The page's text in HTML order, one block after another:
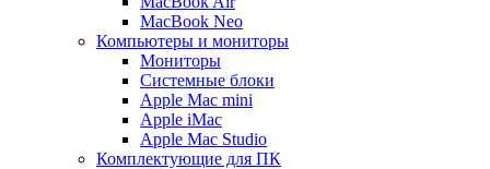
MacBook Neo
Компьютеры и мониторы
Мониторы
Системные блоки
Apple Mac mini
Apple iMac
Apple Mac Studio
Комплектующие для ПК